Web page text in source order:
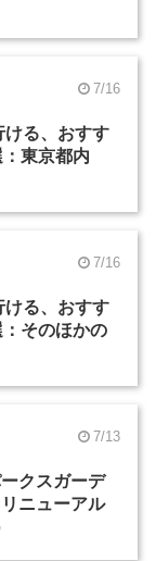
7/16
る、おすす
東京都内
7/16
る、おすす
そのほかの
7/13
クスガーデ
ニューアル